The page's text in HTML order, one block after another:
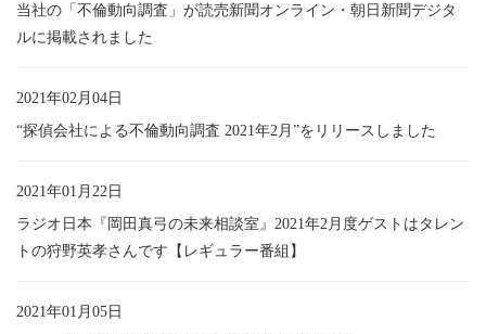
当社の「不倫動向調査」が読売新聞オンライン・朝日新聞デジタ
ルに掲載されました
2021年02月04日
“探偵会社による不倫動向調査 2021年2月”をリリースしました
2021年01月22日
ラジオ日本『岡田真弓の未来相談室』2021年2月度ゲストはタレン
トの狩野英孝さんです【レギュラー番組】
2021年01月05日